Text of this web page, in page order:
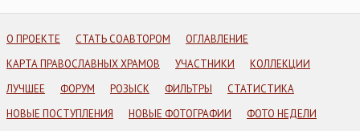
О ПРОЕКТЕ СТАТЬ СОАВТОРОМ
ОГЛАВЛЕНИЕ
КАРТА ПРАВОСЛАВНЫХ ХРАМОВ
УЧАСТНИКИ
КОЛЛЕКЦИИ
ЛУЧШЕЕ
ФОРУМ РОЗЫСК ФИЛЬТРЫ
СТАТИСТИКА
НОВЫЕ ПОСТУПЛЕНИЯ
НОВЫЕ ФОТОГРАФИИ ФОТО НЕДЕЛИ